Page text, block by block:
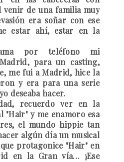
venir de una familia muy
era soñar con ese
estar ahí, estar en la
por teléfono mi
para un casting,
me fui a Madrid, hice la
y era para una serie
deseaba hacer.
recuerdo ver en la
"Hair" y me enamoro esa
el mundo hippie tan
algún día un musical
protagonice "Hair" en
en la Gran vía… ¡Ese